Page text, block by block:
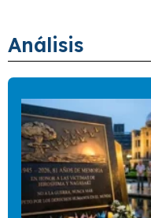
Análisis